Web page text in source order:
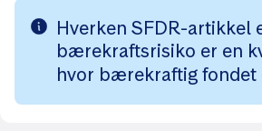
Hverken SFDR-artikkel
bærekraftsrisiko er en
hvor bærekraftig fondet